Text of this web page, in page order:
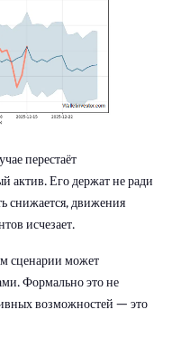
перестаёт
актив. Его держат не ради
снижается, движения
исчезает.
сценарии может
Формально это не
возможностей — это